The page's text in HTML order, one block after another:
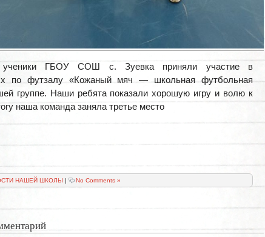
ученики ГБОУ СОШ с. Зуевка приняли участие в
по футзалу «Кожаный мяч — школьная футбольная
группе. Наши ребята показали хорошую игру и волю к
наша команда заняла третье место
НАШЕЙ ШКОЛЫ | No Comments »